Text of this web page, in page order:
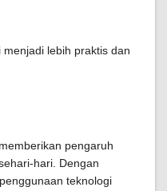
lebih praktis dan
pengaruh
hari. Dengan
teknologi